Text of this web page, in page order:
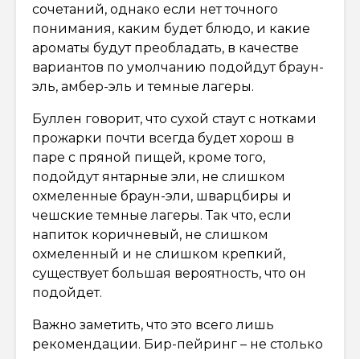
сочетаний, однако если нет точного
понимания, каким будет блюдо, и какие
ароматы будут преобладать, в качестве
вариантов по умолчанию подойдут браун-
эль, амбер-эль и темные лагеры.
Буллен говорит, что сухой стаут с нотками
прожарки почти всегда будет хорош в
паре с пряной пищей, кроме того,
подойдут янтарные эли, не слишком
охмеленные браун-эли, шварцбиры и
чешские темные лагеры. Так что, если
напиток коричневый, не слишком
охмеленный и не слишком крепкий,
существует большая вероятность, что он
подойдет.
Важно заметить, что это всего лишь
рекомендации. Бир-пейринг – не столько